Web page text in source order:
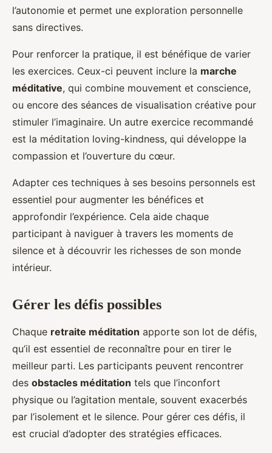
l’autonomie et permet une exploration personnelle
sans directives.
Pour renforcer la pratique, il est bénéfique de varier
les exercices. Ceux-ci peuvent inclure la marche
méditative, qui combine mouvement et conscience,
ou encore des séances de visualisation créative pour
stimuler l’imaginaire. Un autre exercice recommandé
est la méditation loving-kindness, qui développe la
compassion et l’ouverture du cœur.
Adapter ces techniques à ses besoins personnels est
essentiel pour augmenter les bénéfices et
approfondir l’expérience. Cela aide chaque
participant à naviguer à travers les moments de
silence et à découvrir les richesses de son monde
intérieur.
Gérer les défis possibles
Chaque retraite méditation apporte son lot de défis,
qu’il est essentiel de reconnaître pour en tirer le
meilleur parti. Les participants peuvent rencontrer
des obstacles méditation tels que l’inconfort
physique ou l’agitation mentale, souvent exacerbés
par l’isolement et le silence. Pour gérer ces défis, il
est crucial d’adopter des stratégies efficaces.